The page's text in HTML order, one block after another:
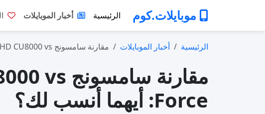
موبايلات.كوم الرئيسية أخبار الموبايلات
الرئيسية أخبار الموبايلات مقارنة سامسونج Crystal UHD CU8000 vs مو…
Force: أيهما أنسب لك؟